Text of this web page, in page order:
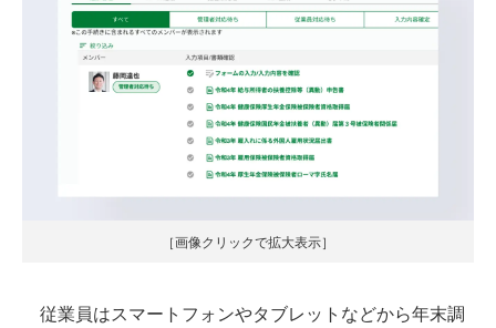
［画像クリックで拡大表示］
従業員はスマートフォンやタブレットなどから年末調